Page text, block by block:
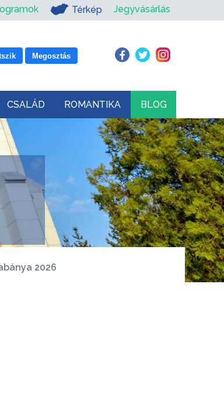
Térkép Jegyvásárlás
Megosztás
CSALÁD ROMANTIKA BLOG
2026